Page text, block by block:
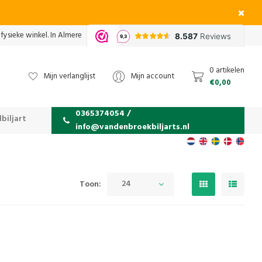
winkel. In Almere
Mijn verlanglijst Mijn account
0 artikelen
€0,00
0365374054 /
info@vandenbroekbiljarts.nl
Toon: 24